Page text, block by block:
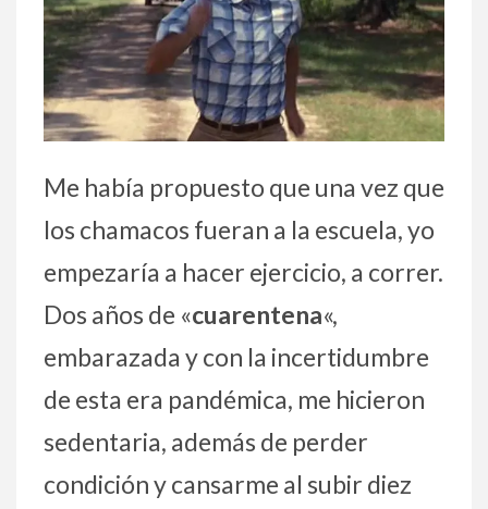
Me había propuesto que una vez que
los chamacos fueran a la escuela, yo
empezaría a hacer ejercicio, a correr.
Dos años de «cuarentena«,
embarazada y con la incertidumbre
de esta era pandémica, me hicieron
sedentaria, además de perder
condición y cansarme al subir diez